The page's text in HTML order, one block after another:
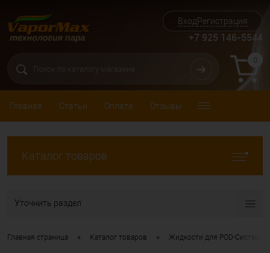
ВходРегистрация
+7 925 146-5544
0
Главная Статьи Оплата Отзывы
Каталог товаров
Уточнить раздел
Главная страница • Каталог товаров • Жидкости для POD-Систем